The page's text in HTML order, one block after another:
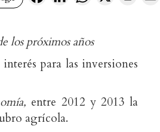
los próximos años
para las inversiones
entre 2012 y 2013 la
agrícola.